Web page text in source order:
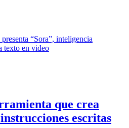
que crea
escritas